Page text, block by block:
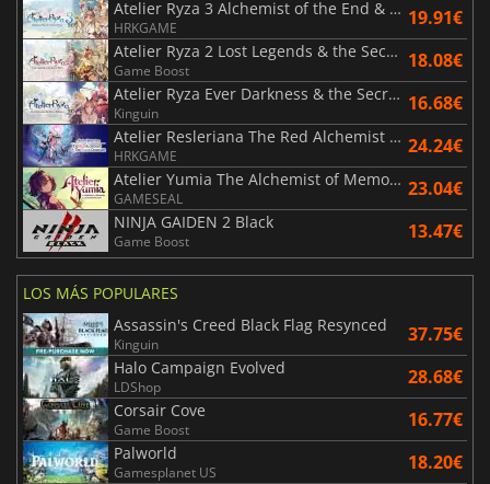
Atelier Ryza 3 Alchemist of the End & the Secret Key DX
HRKGAME 19.91€
Atelier Ryza 2 Lost Legends & the Secret Fairy DX
Game Boost 18.08€
Atelier Ryza Ever Darkness & the Secret Hideout DX
Kinguin 16.68€
Atelier Resleriana The Red Alchemist & the White Guardian
HRKGAME 24.24€
Atelier Yumia The Alchemist of Memories & the Envisioned Land
GAMESEAL 23.04€
NINJA GAIDEN 2 Black
Game Boost 13.47€
LOS MÁS POPULARES
Assassin's Creed Black Flag Resynced
Kinguin 37.75€
Halo Campaign Evolved
LDShop 28.68€
Corsair Cove
Game Boost 16.77€
Palworld
Gamesplanet US 18.20€